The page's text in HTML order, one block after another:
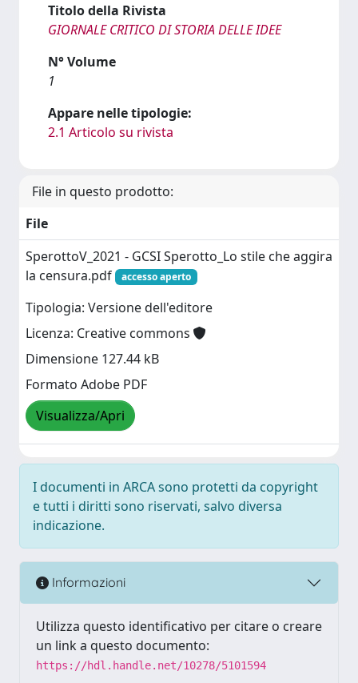
Titolo della Rivista
GIORNALE CRITICO DI STORIA DELLE IDEE
N° Volume
1
Appare nelle tipologie:
2.1 Articolo su rivista
File in questo prodotto:
File
SperottoV_2021 - GCSI Sperotto_Lo stile che aggira
la censura.pdf
accesso aperto
Tipologia: Versione dell'editore
Licenza: Creative commons
Dimensione 127.44 kB
Formato Adobe PDF
Visualizza/Apri
I documenti in ARCA sono protetti da copyright
e tutti i diritti sono riservati, salvo diversa
indicazione.
Informazioni
Utilizza questo identificativo per citare o creare
un link a questo documento:
https://hdl.handle.net/10278/5101594